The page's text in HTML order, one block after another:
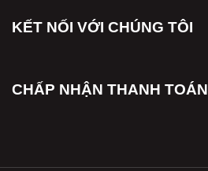
KẾT NỐI VỚI CHÚNG TÔI
CHẤP NHẬN THANH TOÁN